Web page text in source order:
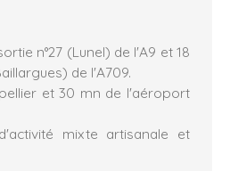
n°27 (Lunel) de l'A9 et 18
de l'A709.
et 30 mn de l'aéroport
mixte artisanale et